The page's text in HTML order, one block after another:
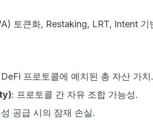
토큰화, Restaking, LRT, Intent 기
프로토콜에 예치된 총 자산 가치.
: 프로토콜 간 자유 조합 가능성.
공급 시의 잠재 손실.